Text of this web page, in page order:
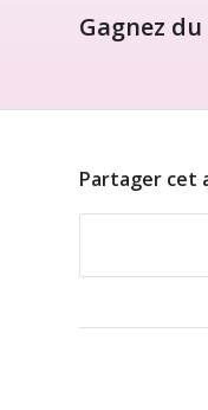
Gagnez
Partager cet